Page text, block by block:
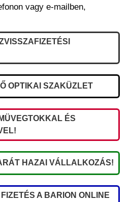
vagy e-mailben,
OPTIKAI SZAKÜZLET
ÉS
HAZAI VÁLLALKOZÁS!
A BARION ONLINE